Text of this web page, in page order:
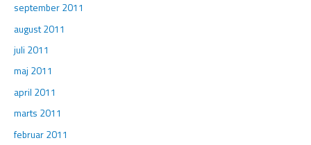
september 2011
august 2011
juli 2011
maj 2011
april 2011
marts 2011
februar 2011